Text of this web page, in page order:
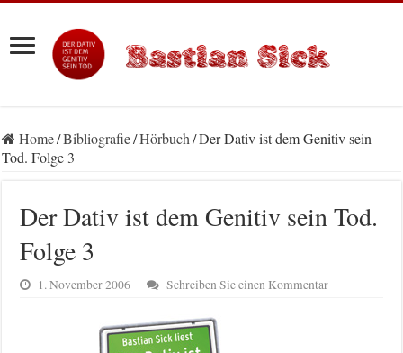
Home/Bibliografie/Hörbuch/Der Dativ ist dem Genitiv sein
Tod. Folge 3
Der Dativ ist dem Genitiv sein Tod.
Folge 3
1. November 2006 Schreiben Sie einen Kommentar